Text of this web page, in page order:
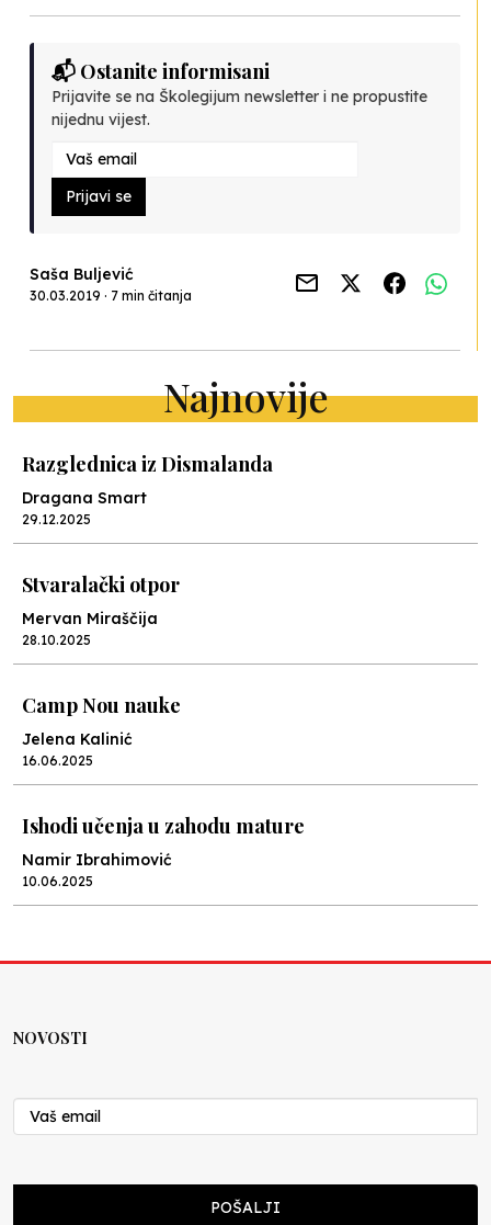
📬 Ostanite informisani
Prijavite se na Školegijum newsletter i ne propustite
nijednu vijest.
Prijavi se
Saša Buljević
30.03.2019 · 7 min čitanja
Najnovije
Razglednica iz Dismalanda
Dragana Smart
29.12.2025
Stvaralački otpor
Mervan Miraščija
28.10.2025
Camp Nou nauke
Jelena Kalinić
16.06.2025
Ishodi učenja u zahodu mature
Namir Ibrahimović
10.06.2025
Nenad Veličković
29.10.2024
Cuke i djeca
NOVOSTI
POŠALJI